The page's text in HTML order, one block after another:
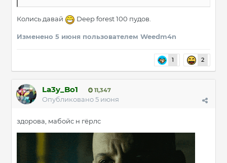
Колись давай Deep forest 100 пудов.
Изменено 5 июня пользователем Weedm4n
1 2
La3y_Bo1 11,347
Опубликовано5 июня
здорова, мабойс н гёрлс